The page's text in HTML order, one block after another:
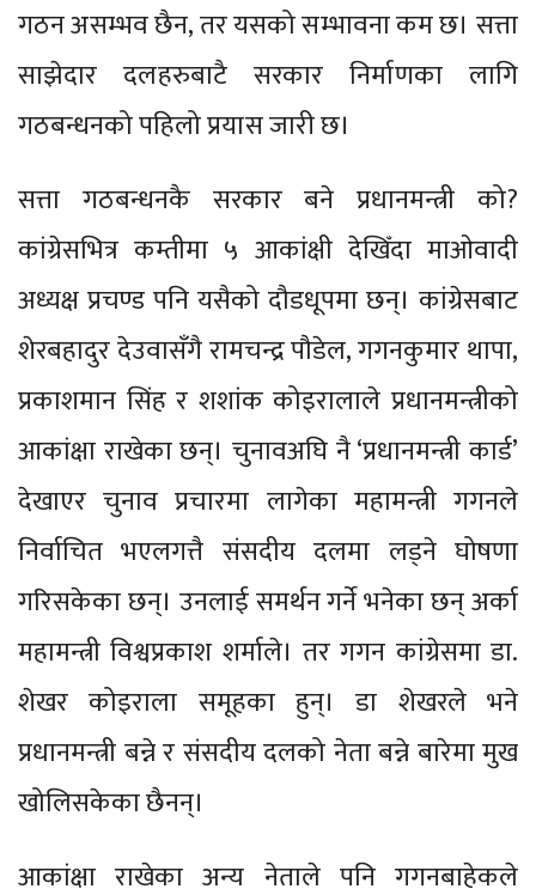
गठन असम्भव छैन, तर यसको सम्भावना कम छ। सत्ता
साझेदार दलहरुबाटै सरकार निर्माणका लागि
गठबन्धनको पहिलो प्रयास जारी छ।
सत्ता गठबन्धनकै सरकार बने प्रधानमन्त्री को?
कांग्रेसभित्र कम्तीमा ५ आकांक्षी देखिँदा माओवादी
अध्यक्ष प्रचण्ड पनि यसैको दौडधूपमा छन्। कांग्रेसबाट
शेरबहादुर देउवासँगै रामचन्द्र पौडेल, गगनकुमार थापा,
प्रकाशमान सिंह र शशांक कोइरालाले प्रधानमन्त्रीको
आकांक्षा राखेका छन्। चुनावअघि नै ‘प्रधानमन्त्री कार्ड’
देखाएर चुनाव प्रचारमा लागेका महामन्त्री गगनले
निर्वाचित भएलगत्तै संसदीय दलमा लड्ने घोषणा
गरिसकेका छन्। उनलाई समर्थन गर्ने भनेका छन् अर्का
महामन्त्री विश्वप्रकाश शर्माले। तर गगन कांग्रेसमा डा.
शेखर कोइराला समूहका हुन्। डा शेखरले भने
प्रधानमन्त्री बन्ने र संसदीय दलको नेता बन्ने बारेमा मुख
खोलिसकेका छैनन्।
आकांक्षा राखेका अन्य नेताले पनि गगनबाहेकले